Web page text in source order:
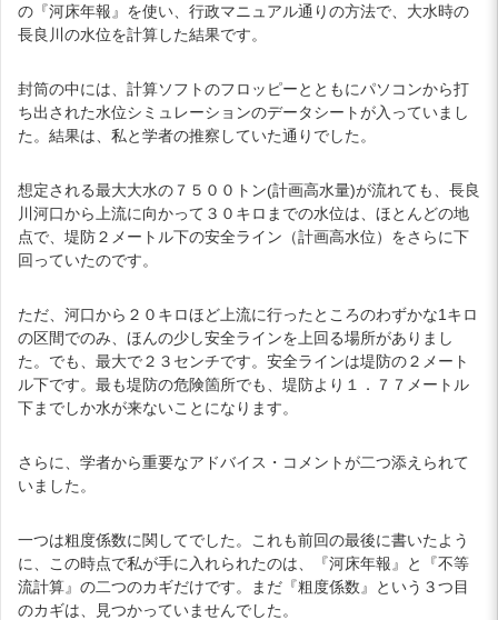
の『河床年報』を使い、行政マニュアル通りの方法で、大水時の
長良川の水位を計算した結果です。
封筒の中には、計算ソフトのフロッピーとともにパソコンから打
ち出された水位シミュレーションのデータシートが入っていまし
た。結果は、私と学者の推察していた通りでした。
想定される最大大水の７５００トン(計画高水量)が流れても、長良
川河口から上流に向かって３０キロまでの水位は、ほとんどの地
点で、堤防２メートル下の安全ライン（計画高水位）をさらに下
回っていたのです。
ただ、河口から２０キロほど上流に行ったところのわずかな1キロ
の区間でのみ、ほんの少し安全ラインを上回る場所がありまし
た。でも、最大で２３センチです。安全ラインは堤防の２メート
ル下です。最も堤防の危険箇所でも、堤防より１．７７メートル
下までしか水が来ないことになります。
さらに、学者から重要なアドバイス・コメントが二つ添えられて
いました。
一つは粗度係数に関してでした。これも前回の最後に書いたよう
に、この時点で私が手に入れられたのは、『河床年報』と『不等
流計算』の二つのカギだけです。まだ『粗度係数』という３つ目
のカギは、見つかっていませんでした。